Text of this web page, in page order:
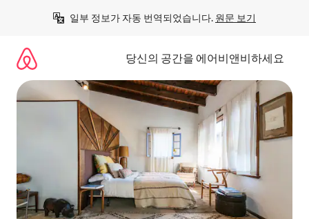
일부 정보가 자동 번역되었습니다. 원문 보기
당신의 공간을 에어비앤비하세요